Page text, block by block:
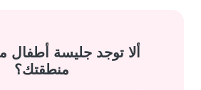
ألا توجد جليسة أطفال
منطقتك؟